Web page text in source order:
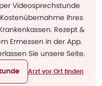
Videosprechstunde
Ihres
Rezept &
Ermessen in der App.
Sie unsere Seite.
Arzt vor Ort finden